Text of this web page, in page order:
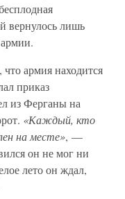
вернулось лишь
армия находится
приказ
из Ферганы на
«Каждый, кто
на месте», —
он не мог ни
лето он ждал,